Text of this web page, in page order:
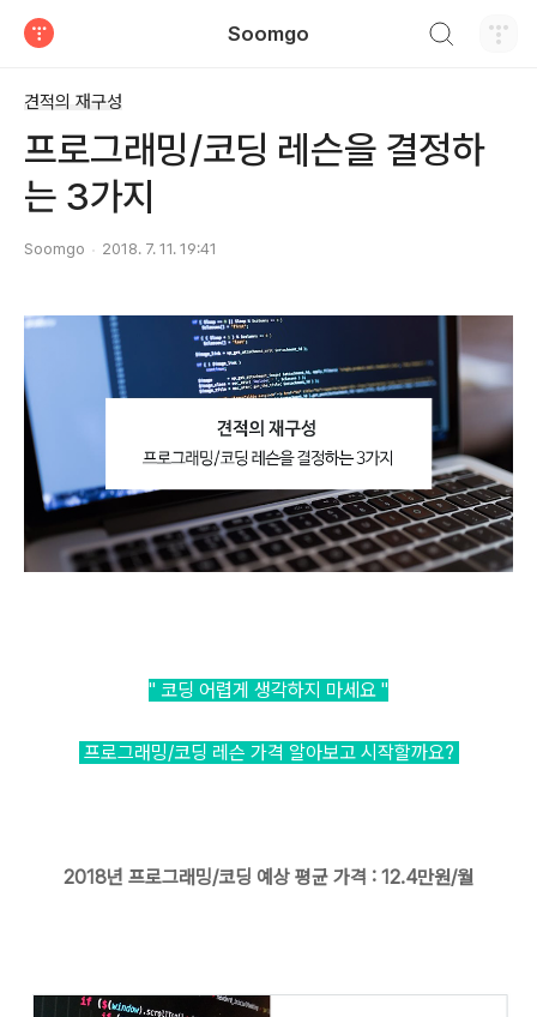
Soomgo
견적의 재구성
프로그래밍/코딩 레슨을 결정하
는 3가지
Soomgo 2018. 7. 11. 19:41
" 코딩 어렵게 생각하지 마세요 "
프로그래밍/코딩 레슨 가격 알아보고 시작할까요?
2018년 프로그래밍/코딩 예상 평균 가격 : 12.4만원/월